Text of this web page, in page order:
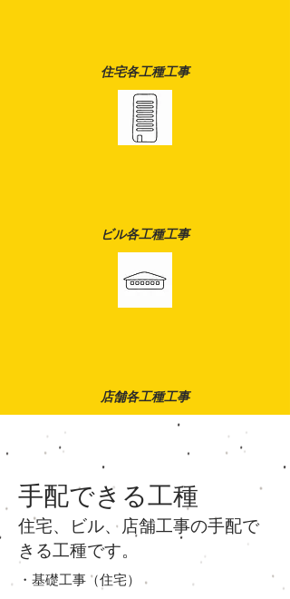
住宅各工種工事
ビル各工種工事
店舗各工種工事
手配できる工種
住宅、ビル、店舗工事の手配で
きる工種です。
・基礎工事（住宅）